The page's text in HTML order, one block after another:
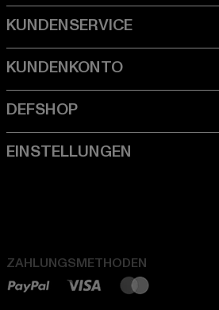
ZAHLUNGSMETHODEN